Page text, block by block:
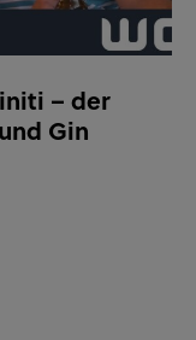
– der
Gin